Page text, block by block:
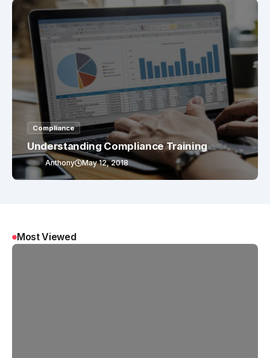
Compliance
Understanding Compliance Training
Anthony May 12, 2018
Most Viewed